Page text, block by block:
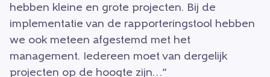
hebben kleine en grote projecten. Bij de
implementatie van de rapporteringstool hebben
we ook meteen afgestemd met het
management. Iedereen moet van dergelijk
projecten op de hoogte zijn…”